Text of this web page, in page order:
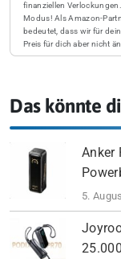
finanziellen
Modus! Als Amazon-
bedeutet, dass wir für
Preis für dich aber nicht
Das könnte
Anker
5.